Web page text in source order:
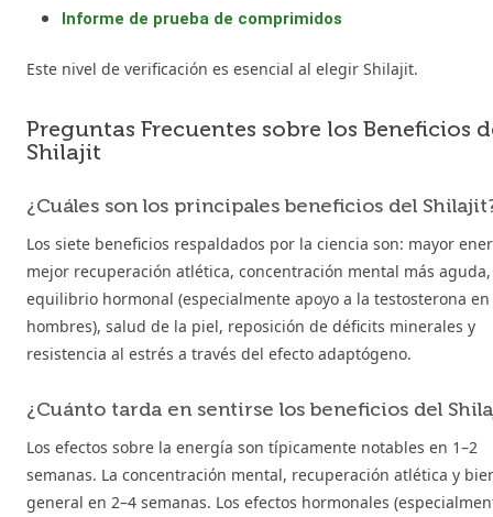
Informe de prueba de comprimidos
Este nivel de verificación es esencial al elegir Shilajit.
Preguntas Frecuentes sobre los Beneficios
Shilajit
¿Cuáles son los principales beneficios del
Los siete beneficios respaldados por la ciencia son: mayor
mejor recuperación atlética, concentración mental más aguda,
equilibrio hormonal (especialmente apoyo a la testosterona en
hombres), salud de la piel, reposición de déficits minerales y
resistencia al estrés a través del efecto adaptógeno.
¿Cuánto tarda en sentirse los beneficios del
Los efectos sobre la energía son típicamente notables en 1–2
semanas. La concentración mental, recuperación atlética y
general en 2–4 semanas. Los efectos hormonales